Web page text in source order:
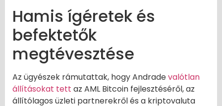
Hamis ígéretek és
befektetők
megtévesztése
Az ügyészek rámutattak, hogy Andradevalótlan
állításokat tett az AML Bitcoin fejlesztéséről, az
állítólagos üzleti partnerekről és a kriptovaluta